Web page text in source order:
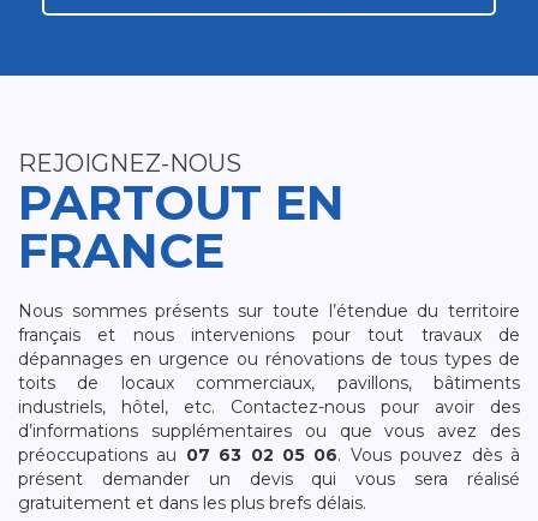
REJOIGNEZ-NOUS
PARTOUT EN
FRANCE
Nous sommes présents sur toute l’étendue du territoire
français et nous intervenions pour tout travaux de
dépannages en urgence ou rénovations de tous types de
toits de locaux commerciaux, pavillons, bâtiments
industriels, hôtel, etc. Contactez-nous pour avoir des
d’informations supplémentaires ou que vous avez des
préoccupations au 07 63 02 05 06. Vous pouvez dès à
présent demander un devis qui vous sera réalisé
gratuitement et dans les plus brefs délais.